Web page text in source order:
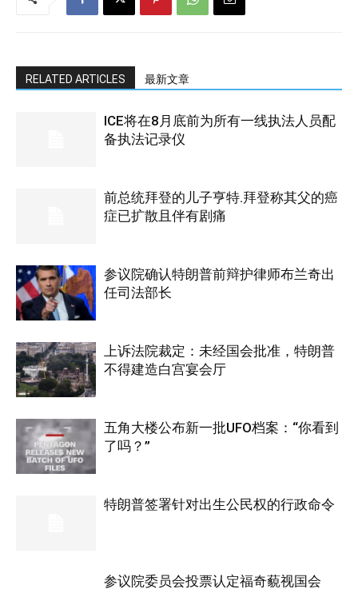
RELATED ARTICLES 最新文章
ICE将在8月底前为所有一线执法人员配
备执法记录仪
前总统拜登的儿子亨特.拜登称其父的癌
症已扩散且伴有剧痛
参议院确认特朗普前辩护律师布兰奇出
任司法部长
上诉法院裁定：未经国会批准，特朗普
不得建造白宫宴会厅
五角大楼公布新一批UFO档案：“你看到
了吗？”
特朗普签署针对出生公民权的行政命令
参议院委员会投票认定福奇藐视国会